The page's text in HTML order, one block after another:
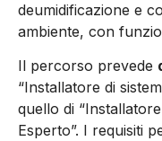
deumidificazione e
ambiente, con
Il percorso prevede
“Installatore di
quello di
Esperto”. I requisiti